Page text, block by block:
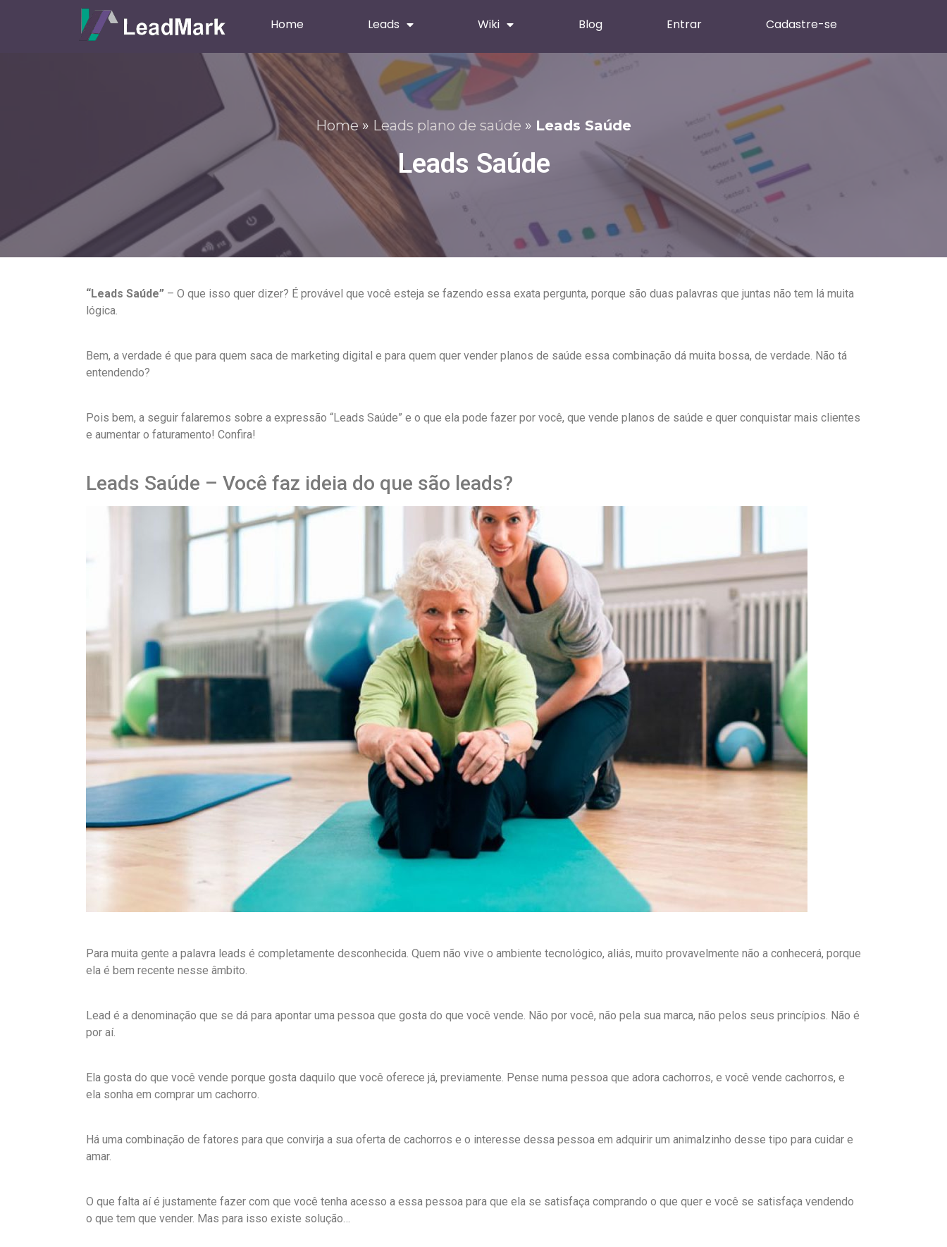
Home Leads Wiki Blog Entrar Cadastre-se
Home» Leads plano de saúde » Leads Saúde
Leads Saúde
“Leads Saúde” – O que isso quer dizer? É provável que você esteja se fazendo essa exata pergunta, porque são duas palavras que juntas não tem lá muita
lógica.
Bem, a verdade é que para quem saca de marketing digital e para quem quer vender planos de saúde essa combinação dá muita bossa, de verdade. Não tá
entendendo?
Pois bem, a seguir falaremos sobre a expressão “Leads Saúde” e o que ela pode fazer por você, que vende planos de saúde e quer conquistar mais clientes
e aumentar o faturamento! Confira!
Leads Saúde – Você faz ideia do que são leads?
Para muita gente a palavra leads é completamente desconhecida. Quem não vive o ambiente tecnológico, aliás, muito provavelmente não a conhecerá, porque
ela é bem recente nesse âmbito.
Lead é a denominação que se dá para apontar uma pessoa que gosta do que você vende. Não por você, não pela sua marca, não pelos seus princípios. Não é
por aí.
Ela gosta do que você vende porque gosta daquilo que você oferece já, previamente. Pense numa pessoa que adora cachorros, e você vende cachorros, e
ela sonha em comprar um cachorro.
Há uma combinação de fatores para que convirja a sua oferta de cachorros e o interesse dessa pessoa em adquirir um animalzinho desse tipo para cuidar e
amar.
O que falta aí é justamente fazer com que você tenha acesso a essa pessoa para que ela se satisfaça comprando o que quer e você se satisfaça vendendo
o que tem que vender. Mas para isso existe solução…